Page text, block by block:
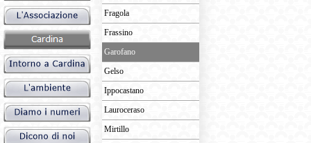
Fragola
Frassino
Garofano
Gelso
Ippocastano
Lauroceraso
Mirtillo